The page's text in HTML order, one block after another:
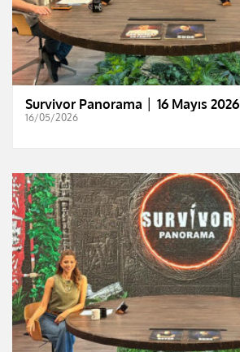
Survivor Panorama │ 16 Mayıs 2026
16/05/2026